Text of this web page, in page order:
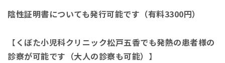
陰性証明書についても発行可能です（有料3300円）
【 くぼた小児科クリニック松戸五香でも発熱の患者様の
診察が可能です（大人の診察も可能） 】